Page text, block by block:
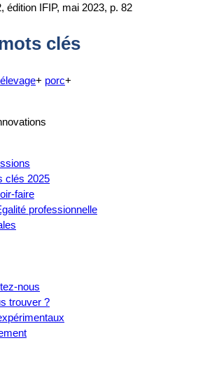
édition IFIP, mai 2023, p. 82
clés
élevage+ porc+
clés 2025
faire
professionnelle
nous
trouver ?